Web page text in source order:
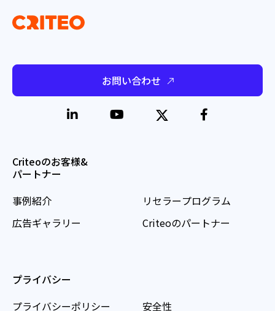
お問い合わせ
Criteoのお客様&
パートナー
事例紹介
広告ギャラリー
リセラープログラム
Criteoのパートナー
プライバシー
プライバシーポリシー
安全性